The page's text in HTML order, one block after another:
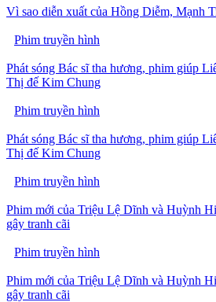
Vì sao diễn xuất của Hồng Diễm, Mạnh
Phim truyền hình
Phát sóng Bác sĩ tha hương, phim giúp
Thị đế Kim Chung
Phim truyền hình
Phát sóng Bác sĩ tha hương, phim giúp
Thị đế Kim Chung
Phim truyền hình
Phim mới của Triệu Lệ Dĩnh và Huỳnh
gây tranh cãi
Phim truyền hình
Phim mới của Triệu Lệ Dĩnh và Huỳnh
gây tranh cãi